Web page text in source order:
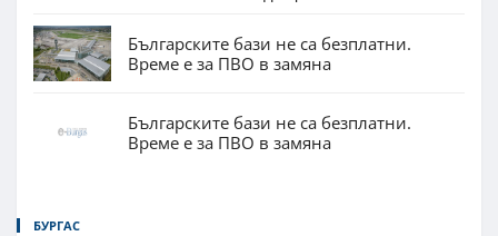
Българските бази не са безплатни.
Време е за ПВО в замяна
Българските бази не са безплатни.
Време е за ПВО в замяна
БУРГАС